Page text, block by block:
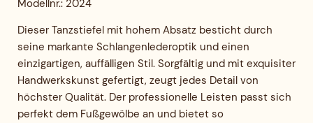
Modellnr.: 2024
Dieser Tanzstiefel mit hohem Absatz besticht durch
seine markante Schlangenlederoptik und einen
einzigartigen, auffälligen Stil. Sorgfältig und mit exquisiter
Handwerkskunst gefertigt, zeugt jedes Detail von
höchster Qualität. Der professionelle Leisten passt sich
perfekt dem Fußgewölbe an und bietet so